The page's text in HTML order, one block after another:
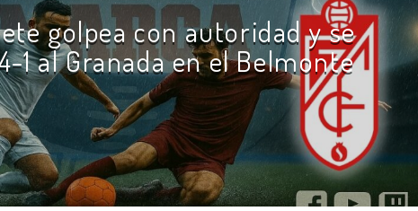
golpea con autoridad y se
1 al Granada en el Belmonte